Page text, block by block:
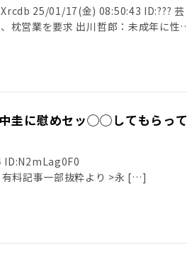
25/01/17(金) 08:50:43 ID:??? 芸
枕営業を要求 出川哲郎：未成年に性
圭に慰めセッ◯◯してもらって
ID:N2mLag0F0
記事一部抜粋より >永 […]